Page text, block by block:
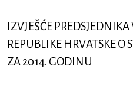
IZVJEŠĆE
REPUBLIKE HRVATSKE O
ZA 2014. GODINU